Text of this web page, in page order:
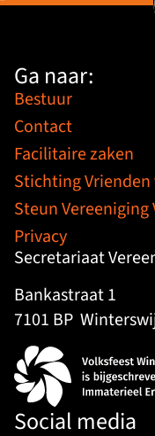
Ga naar:
Bestuur
Contact
Facilitaire zaken
Stichting Vrienden
Steun Vereeniging
Privacy
Secretariaat
Bankastraat 1
7101 BP
Social media